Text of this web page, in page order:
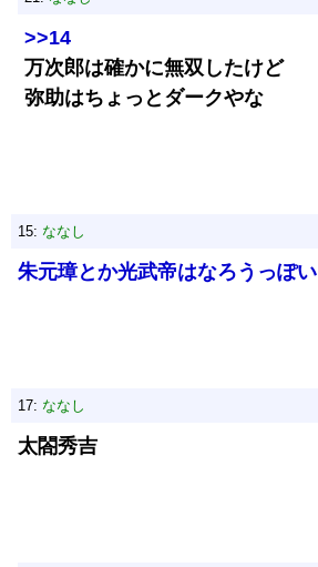
>>14
万次郎は確かに無双したけど
弥助はちょっとダークやな
15: ななし
朱元璋とか光武帝はなろうっぽい
17: ななし
太閤秀吉